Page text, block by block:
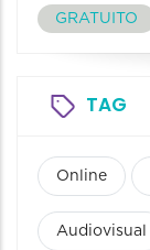
GRATUITO
TAG
Online
Audiovisual